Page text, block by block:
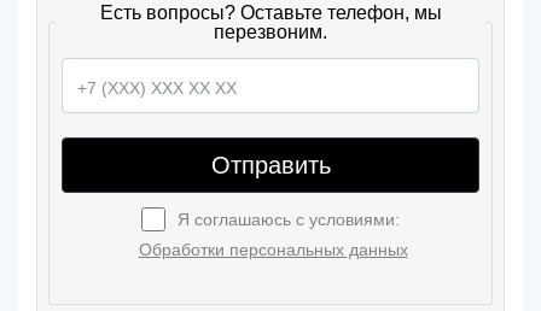
Есть вопросы? Оставьте телефон, мы
перезвоним.
Отправить
Я соглашаюсь с условиями:
Обработки персональных данных